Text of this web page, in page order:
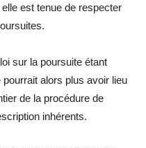
est tenue de respecter
sur la poursuite étant
alors plus avoir lieu
de la procédure de
inhérents.